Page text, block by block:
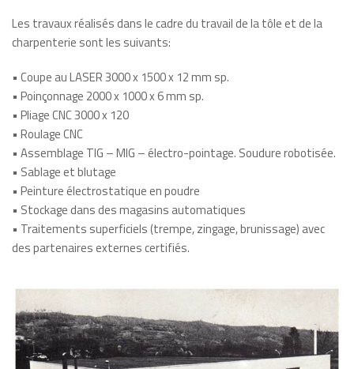
Les travaux réalisés dans le cadre du travail de la tôle et de la
charpenterie sont les suivants:
• Coupe au LASER 3000 x 1500 x 12 mm sp.
• Poinçonnage 2000 x 1000 x 6 mm sp.
• Pliage CNC 3000 x 120
• Roulage CNC
• Assemblage TIG – MIG – électro-pointage. Soudure robotisée.
• Sablage et blutage
• Peinture électrostatique en poudre
• Stockage dans des magasins automatiques
• Traitements superficiels (trempe, zingage, brunissage) avec
des partenaires externes certifiés.